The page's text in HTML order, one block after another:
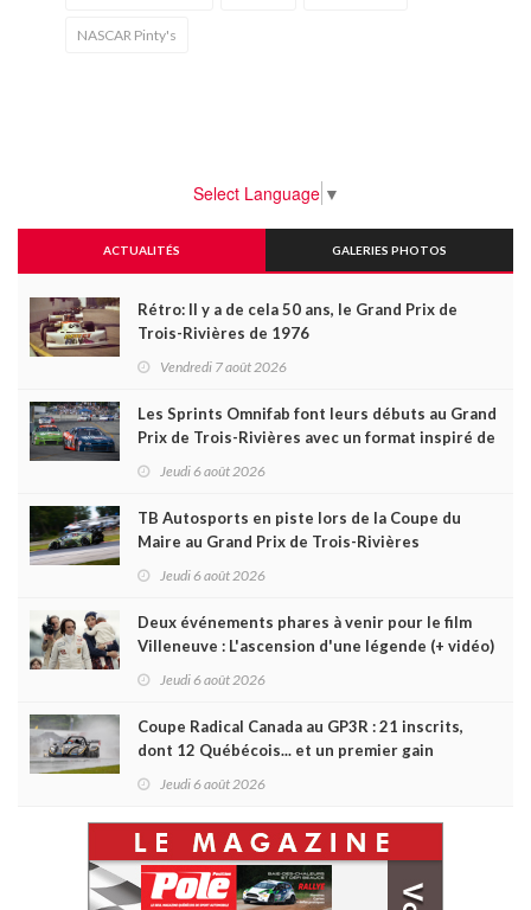
NASCAR Pinty's
Select Language ▼
ACTUALITÉS GALERIES PHOTOS
Rétro: Il y a de cela 50 ans, le Grand Prix de
Trois-Rivières de 1976
Vendredi 7 août 2026
Les Sprints Omnifab font leurs débuts au Grand
Prix de Trois-Rivières avec un format inspiré de
Jeudi 6 août 2026
TB Autosports en piste lors de la Coupe du
Maire au Grand Prix de Trois-Rivières
Jeudi 6 août 2026
Deux événements phares à venir pour le film
Villeneuve : L'ascension d'une légende (+ vidéo)
Jeudi 6 août 2026
Coupe Radical Canada au GP3R : 21 inscrits,
dont 12 Québécois... et un premier gain
Jeudi 6 août 2026